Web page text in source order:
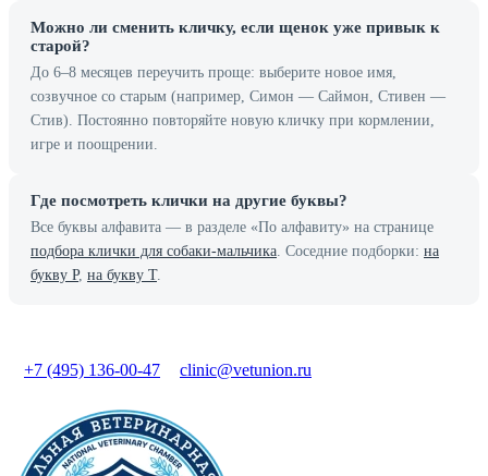
Можно ли сменить кличку, если щенок уже привык к
старой?
До 6–8 месяцев переучить проще: выберите новое имя,
созвучное со старым (например, Симон — Саймон, Стивен —
Стив). Постоянно повторяйте новую кличку при кормлении,
игре и поощрении.
Где посмотреть клички на другие буквы?
Все буквы алфавита — в разделе «По алфавиту» на странице
подбора клички для собаки-мальчика . Соседние подборки: на
букву Р, на букву Т.
+7 (495) 136-00-47 clinic@vetunion.ru